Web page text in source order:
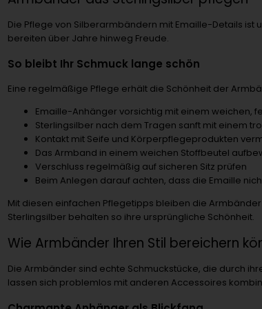
Die Pflege von Silberarmbändern mit Emaille-Details
bereiten über Jahre hinweg Freude.
So bleibt Ihr Schmuck lange schön
Eine regelmäßige Pflege erhält die Schönheit der
Emaille-Anhänger vorsichtig mit einem weichen,
Sterlingsilber nach dem Tragen sanft mit einem
Kontakt mit Seife und Körperpflegeprodukten
Das Armband in einem weichen Stoffbeutel
Verschluss regelmäßig auf sicheren Sitz prüfen
Beim Anlegen darauf achten, dass die Emaille
Mit diesen einfachen Pflegetipps bleiben die
Sterlingsilber behalten so ihre ursprüngliche Schönheit.
Wie Armbänder Ihren Stil bereichern
Die Armbänder sind echte Schmuckstücke, die durch
lassen sich problemlos mit anderen Accessoires